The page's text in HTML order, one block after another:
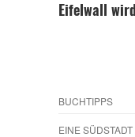
Eifelwall
BUCHTIPPS
EINE SÜDSTADT